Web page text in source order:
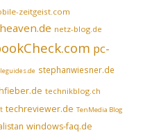
zeitgeist.com
netz-blog.de
pc-
stephanwiesner.de
technikblog.ch
techreviewer.de TenMedia Blog
windows-faq.de